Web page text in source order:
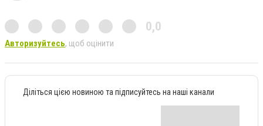
0,0
Авторизуйтесь, щоб оцінити
Діліться цією новиною та підписуйтесь на наші канали